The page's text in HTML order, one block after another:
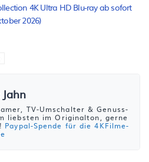
4K Ultra HD Blu-ray ab sofort
2026)
TV-Umschalter & Genuss-
liebsten im Originalton, gerne
Paypal-Spende für die 4KFilme-